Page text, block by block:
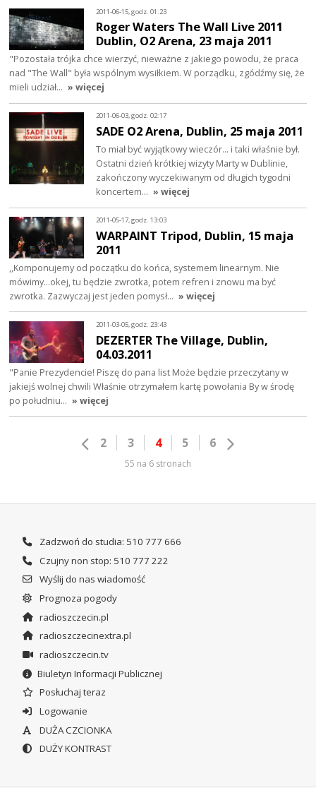
2011-06-15, godz. 01:23
Roger Waters The Wall Live 2011
Dublin, O2 Arena, 23 maja 2011
"Pozostała trójka chce wierzyć, nieważne z jakiego powodu, że praca
nad "The Wall" była wspólnym wysiłkiem. W porządku, zgódźmy się, że
mieli udział… » więcej
2011-06-03, godz. 02:17
SADE O2 Arena, Dublin, 25 maja 2011
To miał być wyjątkowy wieczór... i taki właśnie był.
Ostatni dzień krótkiej wizyty Marty w Dublinie,
zakończony wyczekiwanym od długich tygodni
koncertem… » więcej
2011-05-17, godz. 13:03
WARPAINT Tripod, Dublin, 15 maja
2011
,,Komponujemy od początku do końca, systemem linearnym. Nie
mówimy...okej, tu będzie zwrotka, potem refren i znowu ma być
zwrotka. Zazwyczaj jest jeden pomysł… » więcej
2011-03-05, godz. 23:43
DEZERTER The Village, Dublin,
04.03.2011
"Panie Prezydencie! Piszę do pana list Może będzie przeczytany w
jakiejś wolnej chwili Właśnie otrzymałem kartę powołania By w środę
po południu… » więcej
2 3 4 5 6
55 na 6 stronach
Zadzwoń do studia: 510 777 666
Czujny non stop: 510 777 222
Wyślij do nas wiadomość
Prognoza pogody
radioszczecin.pl
radioszczecinextra.pl
radioszczecin.tv
Biuletyn Informacji Publicznej
Posłuchaj teraz
Logowanie
DUŻA CZCIONKA
DUŻY KONTRAST